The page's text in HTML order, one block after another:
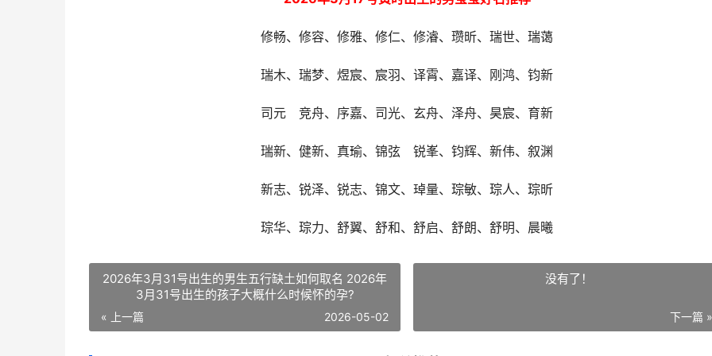
修畅、修容、修雅、修仁、修濬、瓒昕、瑞世、瑞蔼
瑞木、瑞梦、煜宸、宸羽、译霄、嘉译、刚鸿、钧新
司元 竞舟、序嘉、司光、玄舟、泽舟、昊宸、育新
瑞新、健新、真瑜、锦弦 锐峯、钧辉、新伟、叙渊
新志、锐泽、锐志、锦文、琸量、琮敏、琮人、琮昕
琮华、琮力、舒翼、舒和、舒启、舒朗、舒明、晨曦
2026年3月31号出生的男生五行缺土如何取名 2026年
3月31号出生的孩子大概什么时候怀的孕?
« 上一篇 2026-05-02
没有了！
下一篇 »